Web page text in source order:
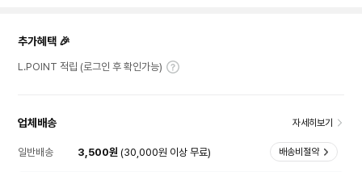
추가혜택 🎉
L.POINT 적립 (로그인 후 확인가능)
업체배송 자세히보기
일반배송 3,500원 (30,000원 이상 무료) 배송비절약